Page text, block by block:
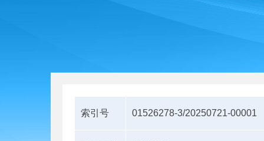
索引号 01526278-3/20250721-00001